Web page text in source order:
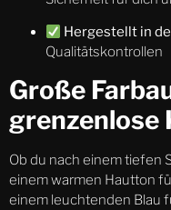
Hergestellt in
Qualitätskontrollen
Große
Ob du nach einem tiefen
einem warmen Hautton
einem leuchtenden Blau